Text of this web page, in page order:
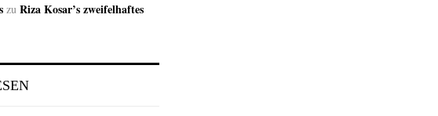
zu Riza Kosar’s zweifelhaftes